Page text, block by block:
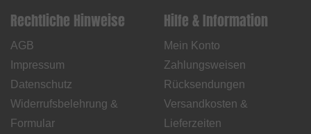
Rechtliche Hinweise
AGB
Impressum
Datenschutz
Widerrufsbelehrung &
Formular
Hilfe & Information
Mein Konto
Zahlungsweisen
Rücksendungen
Versandkosten &
Lieferzeiten